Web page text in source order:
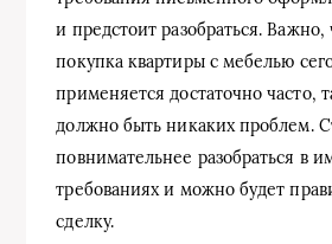
и предстоит разобраться. Важно,
покупка квартиры с мебелью
применяется достаточно часто,
должно быть никаких проблем.
повнимательнее разобраться в
требованиях и можно будет
сделку.